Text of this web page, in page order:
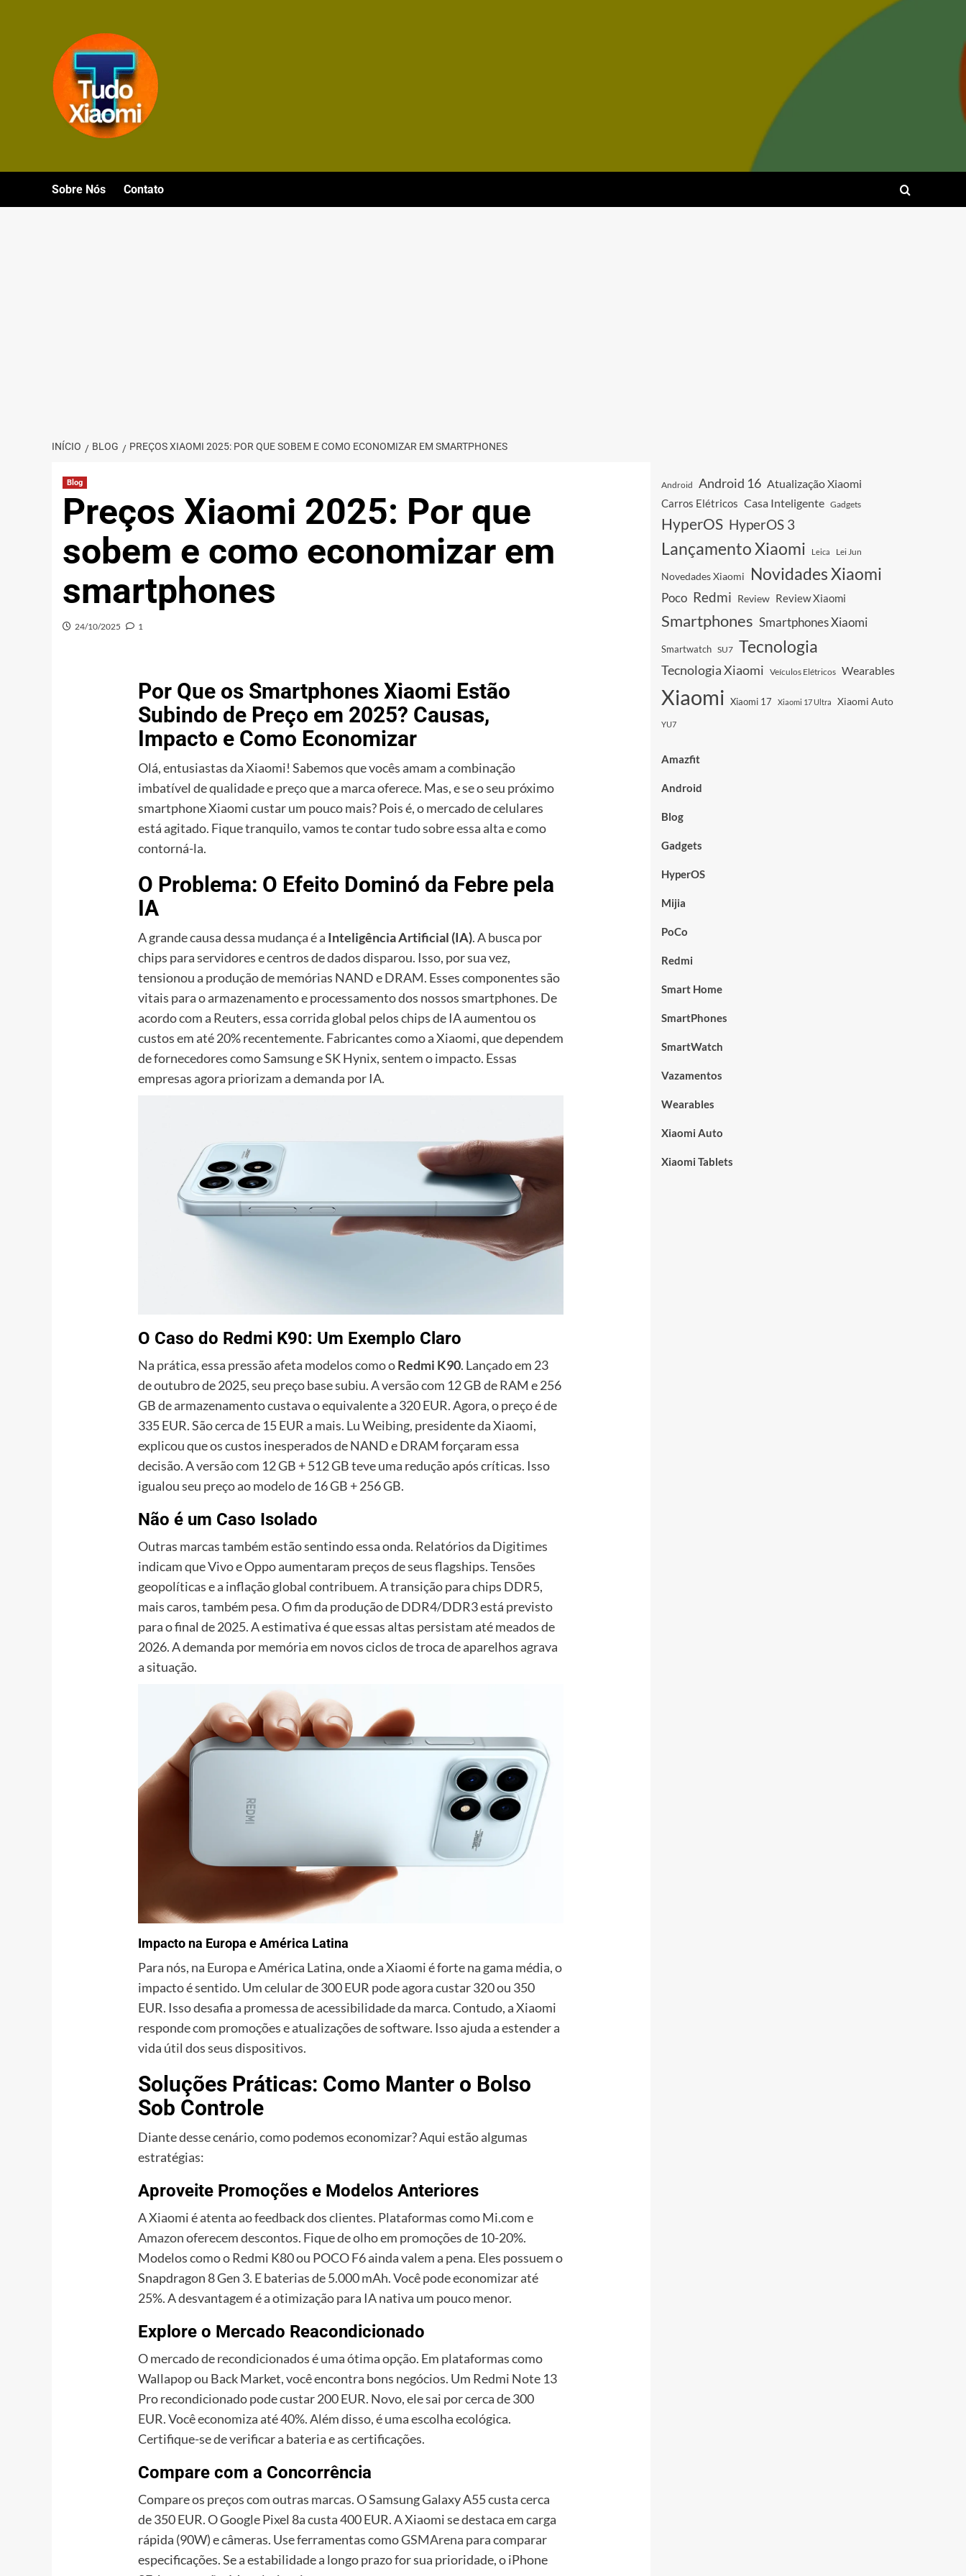
Sobre Nós Contato
INÍCIO BLOG PREÇOS XIAOMI 2025: POR QUE SOBEM E COMO ECONOMIZAR EM SMARTPHONES
Blog
Preços Xiaomi 2025: Por que
sobem e como economizar em
smartphones
24/10/2025 1
Por Que os Smartphones Xiaomi Estão
Subindo de Preço em 2025? Causas,
Impacto e Como Economizar
Olá, entusiastas da Xiaomi! Sabemos que vocês amam a combinação
imbatível de qualidade e preço que a marca oferece. Mas, e se o seu próximo
smartphone Xiaomi custar um pouco mais? Pois é, o mercado de celulares
está agitado. Fique tranquilo, vamos te contar tudo sobre essa alta e como
contorná-la.
O Problema: O Efeito Dominó da Febre pela
IA
A grande causa dessa mudança é a Inteligência Artificial (IA). A busca por
chips para servidores e centros de dados disparou. Isso, por sua vez,
tensionou a produção de memórias NAND e DRAM. Esses componentes são
vitais para o armazenamento e processamento dos nossos smartphones. De
acordo com a Reuters, essa corrida global pelos chips de IA aumentou os
custos em até 20% recentemente. Fabricantes como a Xiaomi, que dependem
de fornecedores como Samsung e SK Hynix, sentem o impacto. Essas
empresas agora priorizam a demanda por IA.
O Caso do Redmi K90: Um Exemplo Claro
Na prática, essa pressão afeta modelos como oRedmi K90. Lançado em 23
de outubro de 2025, seu preço base subiu. A versão com 12 GB de RAM e 256
GB de armazenamento custava o equivalente a 320 EUR. Agora, o preço é de
335 EUR. São cerca de 15 EUR a mais. Lu Weibing, presidente da Xiaomi,
explicou que os custos inesperados de NAND e DRAM forçaram essa
decisão. A versão com 12 GB + 512 GB teve uma redução após críticas. Isso
igualou seu preço ao modelo de 16 GB + 256 GB.
Não é um Caso Isolado
Outras marcas também estão sentindo essa onda. Relatórios da Digitimes
indicam que Vivo e Oppo aumentaram preços de seus flagships. Tensões
geopolíticas e a inflação global contribuem. A transição para chips DDR5,
mais caros, também pesa. O fim da produção de DDR4/DDR3 está previsto
para o final de 2025. A estimativa é que essas altas persistam até meados de
2026. A demanda por memória em novos ciclos de troca de aparelhos agrava
a situação.
Impacto na Europa e América Latina
Para nós, na Europa e América Latina, onde a Xiaomi é forte na gama média, o
impacto é sentido. Um celular de 300 EUR pode agora custar 320 ou 350
EUR. Isso desafia a promessa de acessibilidade da marca. Contudo, a Xiaomi
responde com promoções e atualizações de software. Isso ajuda a estender a
vida útil dos seus dispositivos.
Soluções Práticas: Como Manter o Bolso
Sob Controle
Diante desse cenário, como podemos economizar? Aqui estão algumas
estratégias:
Aproveite Promoções e Modelos Anteriores
A Xiaomi é atenta ao feedback dos clientes. Plataformas como Mi.com e
Amazonoferecem descontos. Fique de olho em promoções de 10-20%.
Modelos como o Redmi K80 ou POCO F6 ainda valem a pena. Eles possuem o
Snapdragon 8 Gen 3. E baterias de 5.000 mAh. Você pode economizar até
25%. A desvantagem é a otimização para IA nativa um pouco menor.
Explore o Mercado Reacondicionado
O mercado de recondicionados é uma ótima opção. Em plataformas como
Wallapop ou Back Market, você encontra bons negócios. Um Redmi Note 13
Pro recondicionado pode custar 200 EUR. Novo, ele sai por cerca de 300
EUR. Você economiza até 40%. Além disso, é uma escolha ecológica.
Certifique-se de verificar a bateria e as certificações.
Compare com a Concorrência
Compare os preços com outras marcas. O Samsung Galaxy A55 custa cerca
de 350 EUR. O Google Pixel 8a custa 400 EUR. A Xiaomi se destaca em carga
rápida (90W) e câmeras. Use ferramentas comoGSMArena para comparar
especificações. Se a estabilidade a longo prazo for sua prioridade, o iPhone
Android Android 16 Atualização Xiaomi
Carros Elétricos Casa Inteligente Gadgets
HyperOS HyperOS 3
Lançamento Xiaomi Leica Lei Jun
Novedades Xiaomi Novidades Xiaomi
Poco Redmi Review Review Xiaomi
Smartphones Smartphones Xiaomi
Smartwatch SU7 Tecnologia
Tecnologia Xiaomi Veículos Elétricos Wearables
Xiaomi Xiaomi 17 Xiaomi 17 Ultra Xiaomi Auto
YU7
Amazfit
Android
Blog
Gadgets
HyperOS
Mijia
PoCo
Redmi
Smart Home
SmartPhones
SmartWatch
Vazamentos
Wearables
Xiaomi Auto
Xiaomi Tablets